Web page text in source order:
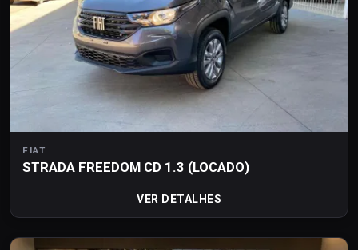
FIAT
STRADA FREEDOM CD 1.3 (LOCADO)
VER DETALHES